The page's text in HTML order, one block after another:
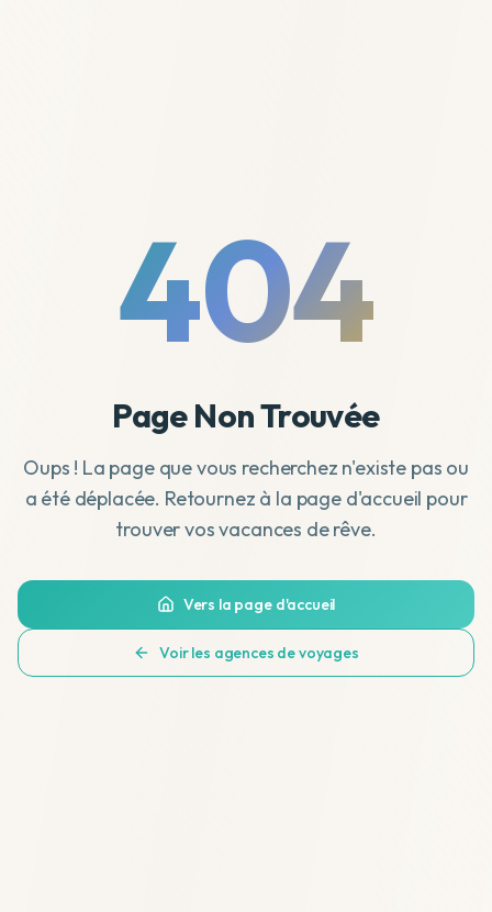
404
Page Non Trouvée
Oups ! La page que vous recherchez n'existe pas ou
a été déplacée. Retournez à la page d'accueil pour
trouver vos vacances de rêve.
Vers la page d'accueil
Voir les agences de voyages